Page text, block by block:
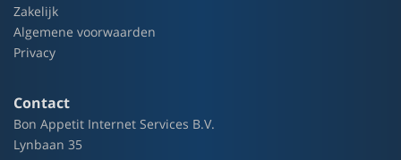
Zakelijk
Algemene voorwaarden
Privacy
Contact
Bon Appetit Internet Services B.V.
Lynbaan 35